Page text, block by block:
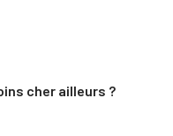
cher ailleurs ?